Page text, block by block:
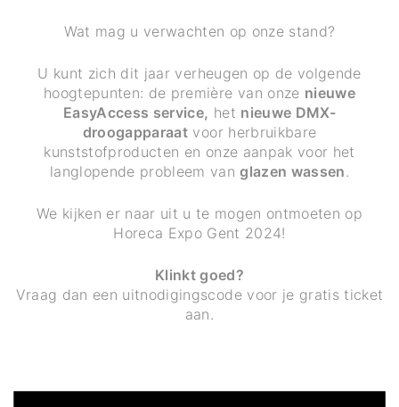
Wat mag u verwachten op onze stand?
U kunt zich dit jaar verheugen op de volgende
hoogtepunten: de première van onze nieuwe
EasyAccess service, het nieuwe DMX-
droogapparaat voor herbruikbare
kunststofproducten en onze aanpak voor het
langlopende probleem vanglazen wassen.
We kijken er naar uit u te mogen ontmoeten op
Horeca Expo Gent 2024!
Klinkt goed?
Vraag dan een uitnodigingscode voor je gratis ticket
aan.